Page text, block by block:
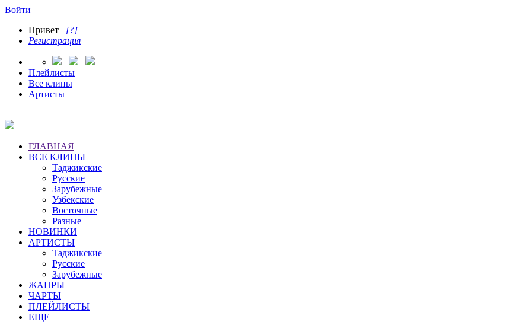
Войти
Привет [?]
Регистрация
Плейлисты
Все клипы
Артисты
ГЛАВНАЯ
ВСЕ КЛИПЫ
Таджикские
Русские
Зарубежные
Узбекские
Восточные
Разные
НОВИНКИ
АРТИСТЫ
Таджикские
Русские
Зарубежные
ЖАНРЫ
ЧАРТЫ
ПЛЕЙЛИСТЫ
ЕЩЕ